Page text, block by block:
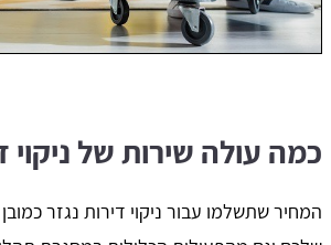
כמה עולה שירות של ניקוי
המחיר שתשלמו עבור ניקוי דירות נגזר